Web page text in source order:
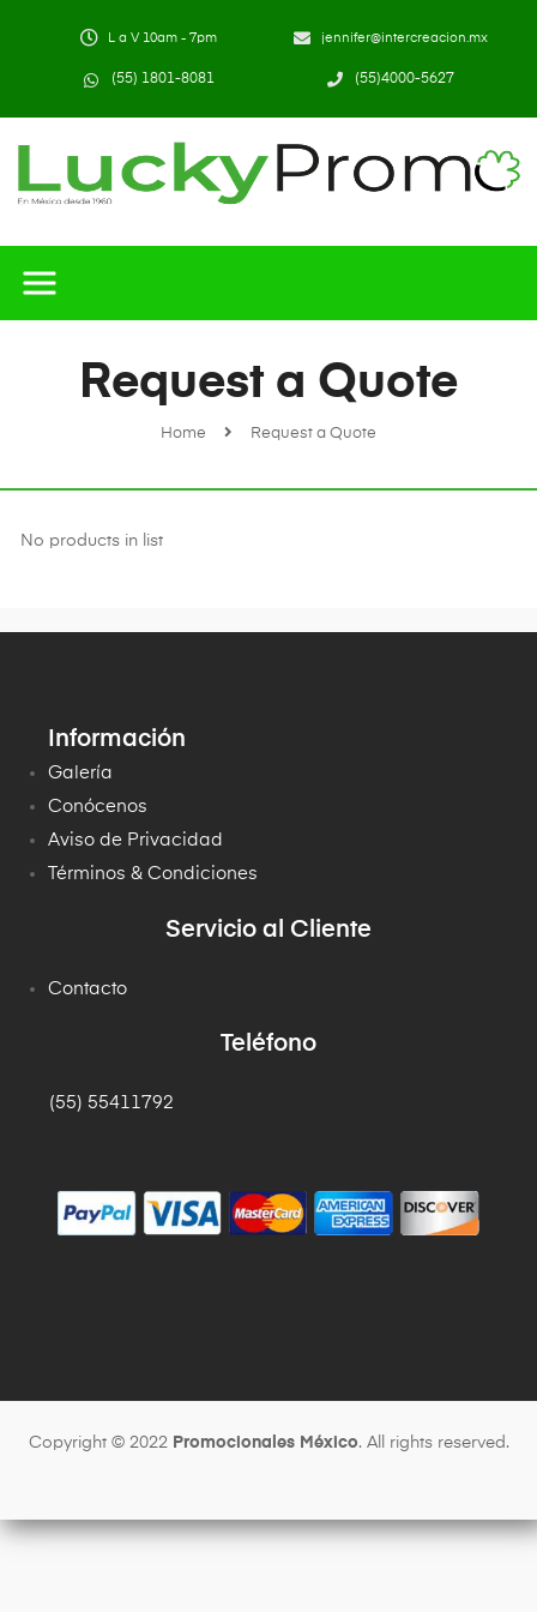
L a V 10am - 7pm jennifer@intercreacion.mx
(55) 1801-8081 (55)4000-5627
Home Request a Quote
Request a Quote
No products in list
Información
Galería
Conócenos
Aviso de Privacidad
Términos & Condiciones
Servicio al Cliente
Contacto
Teléfono
(55) 55411792
Copyright © 2022 Promocionales México. All rights reserved.